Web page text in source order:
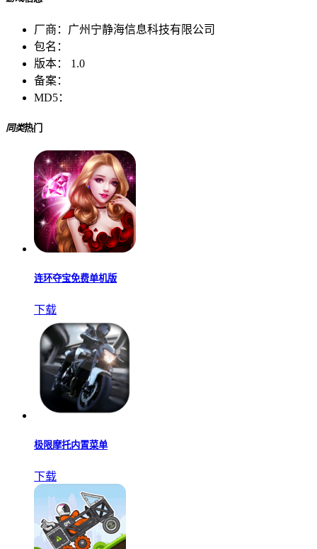
厂商： 广州宁静海信息科技有限公司
包名：
版本：
1.0
备案：
MD5：
同类热门
连环夺宝免费单机版
下载
极限摩托内置菜单
下载